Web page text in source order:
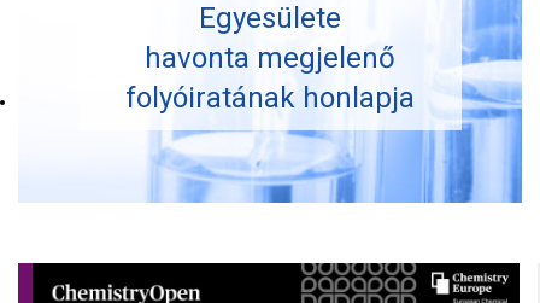
Egyesülete
havonta megjelenő
folyóiratának honlapja